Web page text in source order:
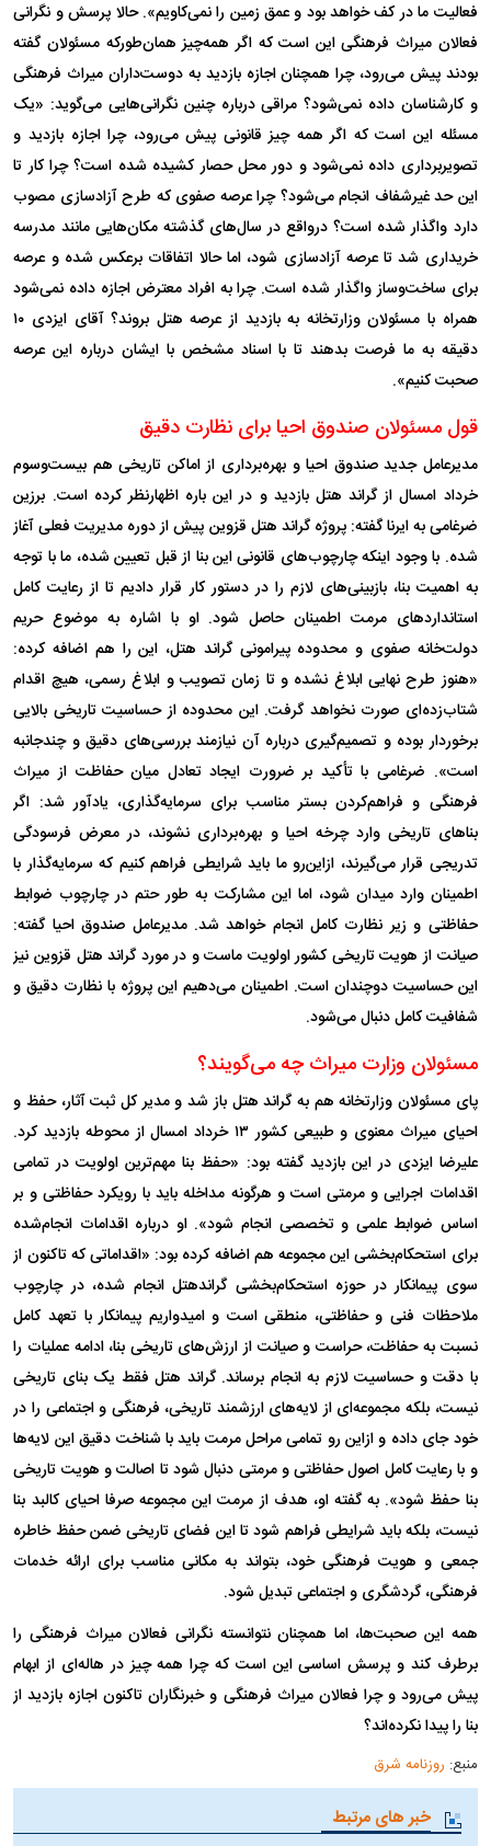
فعالیت ما در کف خواهد بود و عمق زمین را نمی‌کاویم». حالا پرسش و نگرانی
فعالان میراث فرهنگی این است که اگر همه‌چیز همان‌طورکه مسئولان گفته
بودند پیش می‌رود، چرا همچنان اجازه بازدید به دوست‌داران میراث فرهنگی
و کارشناسان داده نمی‌شود؟ مراقی درباره چنین نگرانی‌هایی می‌گوید: «یک
مسئله این است که اگر همه چیز قانونی پیش می‌رود، چرا اجازه بازدید و
تصویربرداری داده نمی‌شود و دور محل حصار کشیده شده است؟ چرا کار تا
این حد غیرشفاف انجام می‌شود؟ چرا عرصه صفوی که طرح آزادسازی مصوب
دارد واگذار شده است؟ درواقع در سال‌های گذشته مکان‌هایی مانند مدرسه
خریداری شد تا عرصه آزادسازی شود، اما حالا اتفاقات برعکس شده و عرصه
برای ساخت‌وساز واگذار شده است. چرا به افراد معترض اجازه داده نمی‌شود
همراه با مسئولان وزارتخانه به بازدید از عرصه هتل بروند؟ آقای ایزدی ۱۰
دقیقه به ما فرصت بدهند تا با اسناد مشخص با ایشان درباره این عرصه
صحبت کنیم».
قول مسئولان صندوق احیا برای نظارت دقیق
مدیرعامل جدید صندوق احیا و بهره‌برداری از اماکن تاریخی هم بیست‌وسوم
خرداد امسال از گراند هتل بازدید و در این باره اظهار‌نظر کرده است. برزین
ضرغامی به ایرنا گفته: پروژه گراند هتل قزوین پیش از دوره مدیریت فعلی آغاز
شده. با وجود اینکه چارچوب‌های قانونی این بنا از قبل تعیین شده، ما با توجه
به اهمیت بنا، بازبینی‌های لازم را در دستور کار قرار دادیم تا از رعایت کامل
استاندارد‌های مرمت اطمینان حاصل شود. او با اشاره به موضوع حریم
دولت‌خانه صفوی و محدوده پیرامونی گراند هتل، این را هم اضافه کرده‌:
«هنوز طرح نهایی ابلاغ نشده و تا زمان تصویب و ابلاغ رسمی، هیچ اقدام
شتاب‌زده‌ای صورت نخواهد گرفت. این محدوده از حساسیت تاریخی بالایی
برخوردار بوده و تصمیم‌گیری درباره آن نیازمند بررسی‌های دقیق و چندجانبه
است». ضرغامی با تأکید بر ضرورت ایجاد تعادل میان حفاظت از میراث
فرهنگی و فراهم‌کردن بستر مناسب برای سرمایه‌گذاری، یادآور شد: اگر
بنا‌های تاریخی وارد چرخه احیا و بهره‌برداری نشوند، در معرض فرسودگی
تدریجی قرار می‌گیرند، ازاین‌رو ما باید شرایطی فراهم کنیم که سرمایه‌گذار با
اطمینان وارد میدان شود، اما این مشارکت به طور حتم در چارچوب ضوابط
حفاظتی و زیر نظارت کامل انجام خواهد شد. مدیرعامل صندوق احیا گفته:
صیانت از هویت تاریخی کشور اولویت ماست و در مورد گراند هتل قزوین نیز
این حساسیت دوچندان است. اطمینان می‌دهیم این پروژه با نظارت دقیق و
شفافیت کامل دنبال می‌شود.
مسئولان وزارت میراث چه می‌گویند؟
پای مسئولان وزارتخانه هم به گراند هتل باز شد و مدیر کل ثبت آثار، حفظ و
احیای میراث معنوی و طبیعی کشور ۱۳ خرداد امسال از محوطه بازدید کرد.
علیرضا ایزدی در این بازدید گفته بود: «حفظ بنا مهم‌ترین اولویت در تمامی
اقدامات اجرایی و مرمتی است و هرگونه مداخله باید با رویکرد حفاظتی و بر
اساس ضوابط علمی و تخصصی انجام شود». او درباره اقدامات انجام‌شده
برای استحکام‌بخشی این مجموعه هم اضافه کرده بود: «اقداماتی که تاکنون از
سوی پیمانکار در حوزه استحکام‌بخشی گراندهتل انجام شده، در چارچوب
ملاحظات فنی و حفاظتی، منطقی است و امیدواریم پیمانکار با تعهد کامل
نسبت به حفاظت، حراست و صیانت از ارزش‌های تاریخی بنا، ادامه عملیات را
با دقت و حساسیت لازم به انجام برساند. گراند هتل فقط یک بنای تاریخی
نیست، بلکه مجموعه‌ای از لایه‌های ارزشمند تاریخی، فرهنگی و اجتماعی را در
خود جای داده و ازاین رو تمامی مراحل مرمت باید با شناخت دقیق این لایه‌ها
و با رعایت کامل اصول حفاظتی و مرمتی دنبال شود تا اصالت و هویت تاریخی
بنا حفظ شود». به گفته او، هدف از مرمت این مجموعه صرفا احیای کالبد بنا
نیست، بلکه باید شرایطی فراهم شود تا این فضای تاریخی ضمن حفظ خاطره
جمعی و هویت فرهنگی خود، بتواند به مکانی مناسب برای ارائه خدمات
فرهنگی، گردشگری و اجتماعی تبدیل شود.
همه این صحبت‌ها، اما همچنان نتوانسته نگرانی فعالان میراث فرهنگی را
برطرف کند و پرسش اساسی این است که چرا همه چیز در هاله‌ای از ابهام
پیش می‌رود و چرا فعالان میراث فرهنگی و خبرنگاران تاکنون اجازه بازدید از
بنا را پیدا نکرده‌اند؟
منبع: روزنامه شرق
خبر های مرتبط